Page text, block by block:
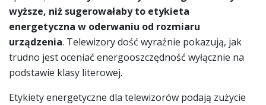
wyższe, niż sugerowałaby to etykieta
energetyczna w oderwaniu od rozmiaru
urządzenia. Telewizory dość wyraźnie pokazują, jak
trudno jest oceniać energooszczędność wyłącznie na
podstawie klasy literowej.
Etykiety energetyczne dla telewizorów podają zużycie